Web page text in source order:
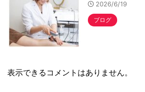
2026/6/19
ブログ
表示できるコメントはありません。